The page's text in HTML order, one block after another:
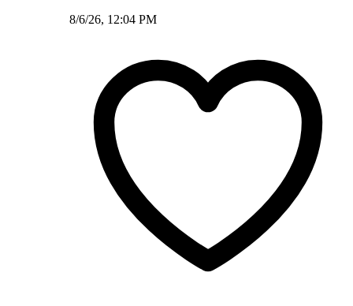
8/6/26, 12:04 PM